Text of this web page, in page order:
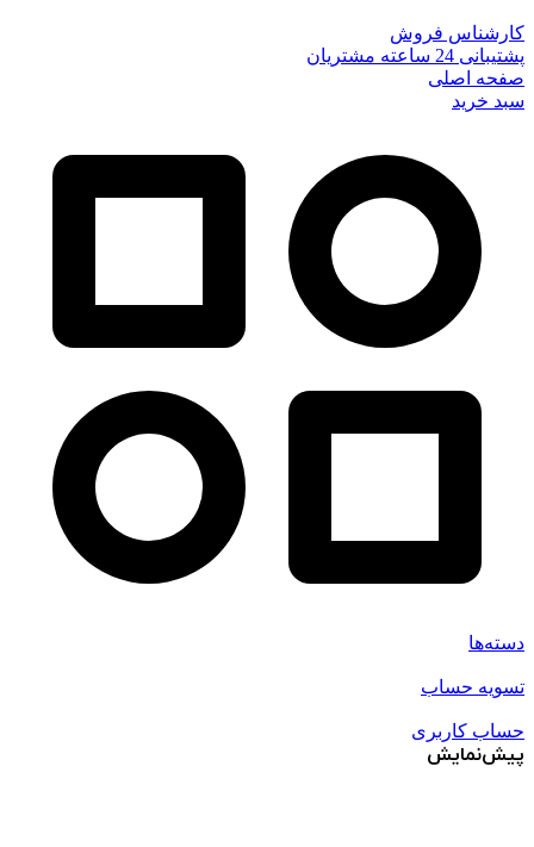
کارشناس فروش
پشتیبانی 24 ساعته مشتریان
صفحه اصلی
سبد خرید
دسته‌ها
تسویه حساب
حساب کاربری
پیش‌نمایش